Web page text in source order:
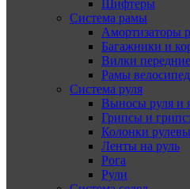
Шифтеры
Система рамы
Амортизаторы
Багажники и
Вилки передние
Рамы
Система руля
Выносы руля и
Грипсы и
Колонки
Ленты на руль
Рога
Рули